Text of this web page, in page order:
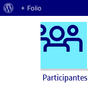
Acerca de WordPress
+ Folio
Saltar al contenido
Participantes